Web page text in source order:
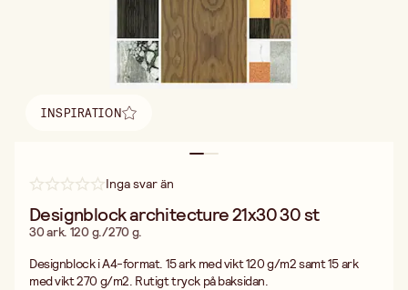
INSPIRATION
Hitta inspiration
Inga svar än
Designblock architecture 21x30 30 st
30 ark. 120 g./270 g.
Designblock i A4-format. 15 ark med vikt 120 g/m2 samt 15 ark
med vikt 270 g/m2. Rutigt tryck på baksidan.